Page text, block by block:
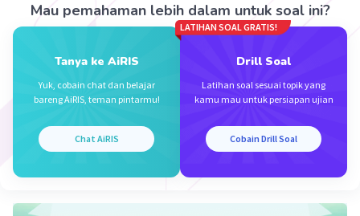
Iklan
Mau pemahaman lebih dalam untuk soal ini?
Tanya ke AiRIS
Yuk, cobain chat dan belajar
bareng AiRIS, teman pintarmu!
Chat AiRIS
LATIHAN SOAL GRATIS!
Drill Soal
Latihan soal sesuai topik yang
kamu mau untuk persiapan ujian
Cobain Drill Soal